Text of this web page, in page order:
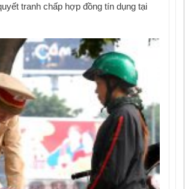
tranh chấp hợp đồng tín dụng tại